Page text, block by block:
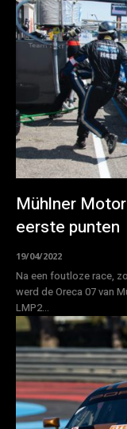
Mühlner
eerste punten
19/04/2022
Na een foutloze race,
werd de Oreca 07 van
LMP2...